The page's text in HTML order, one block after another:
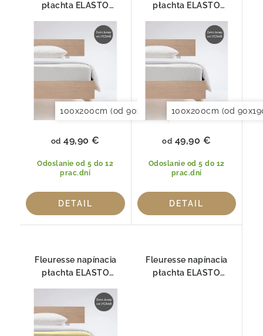
płachta ELASTO
100x200cm (od 90x190 do 120x220cm)
Odoslanie od 5 do 12
prac.dní
od 49,90 €
DETAIL
płachta ELASTO
100x200cm (od
Odoslanie od 5 do 12
prac.dní
od 49,90 €
DETAIL
Fleuresse napínacia
płachta ELASTO
Fleuresse napínacia
płachta ELASTO